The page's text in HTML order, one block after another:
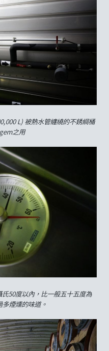
L) 被熱水管纏繞的不銹綱桶
之用
50度以內，比一般五十五度為
煙燻的味道。